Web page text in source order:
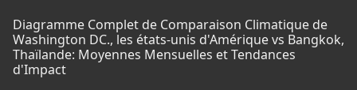
Diagramme Complet de Comparaison Climatique de
Washington DC., les états-unis d'Amérique vs Bangkok,
Thaïlande: Moyennes Mensuelles et Tendances
d'Impact